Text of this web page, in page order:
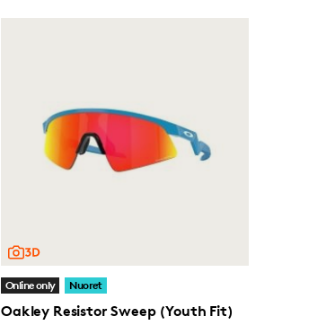
Online only Nuoret
Oakley Resistor Sweep (Youth Fit)